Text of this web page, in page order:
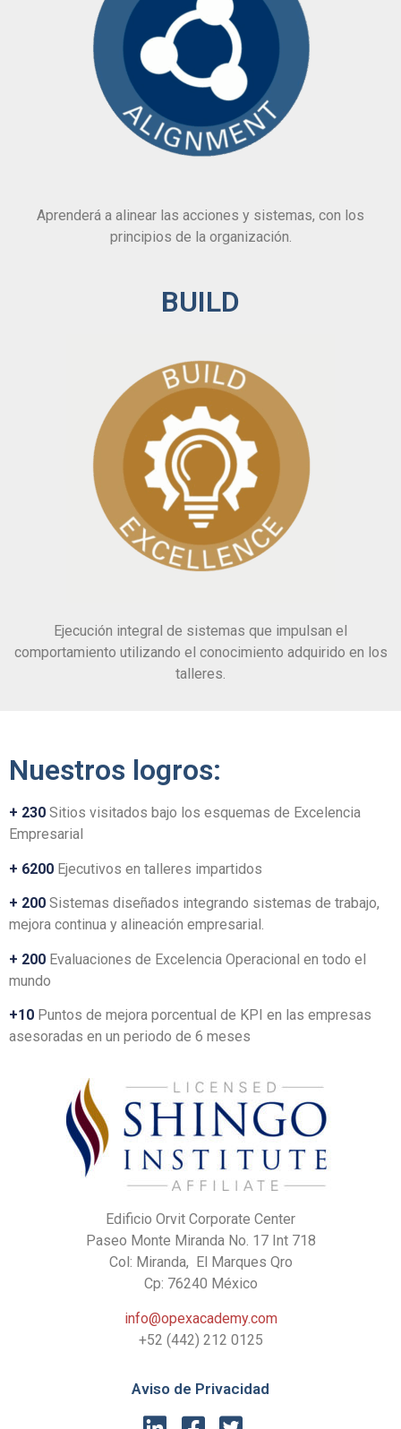
Aprenderá a alinear las acciones y sistemas, con los
principios de la organización.
BUILD
Ejecución integral de sistemas que impulsan el
comportamiento utilizando el conocimiento adquirido en los
talleres.
Nuestros logros:
+ 230 Sitios visitados bajo los esquemas de Excelencia
Empresarial
+ 6200 Ejecutivos en talleres impartidos
+ 200 Sistemas diseñados integrando sistemas de trabajo,
mejora continua y alineación empresarial.
+ 200 Evaluaciones de Excelencia Operacional en todo el
mundo
+10 Puntos de mejora porcentual de KPI en las empresas
asesoradas en un periodo de 6 meses
Edificio Orvit Corporate Center
Paseo Monte Miranda No. 17 Int 718
Col: Miranda, El Marques Qro
Cp: 76240 México
info@opexacademy.com
+52 (442) 212 0125
Aviso de Privacidad